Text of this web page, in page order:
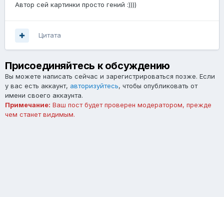
Автор сей картинки просто гений :))))
Цитата
Присоединяйтесь к обсуждению
Вы можете написать сейчас и зарегистрироваться позже. Если
у вас есть аккаунт, авторизуйтесь, чтобы опубликовать от
имени своего аккаунта.
Примечание: Ваш пост будет проверен модератором, прежде
чем станет видимым.